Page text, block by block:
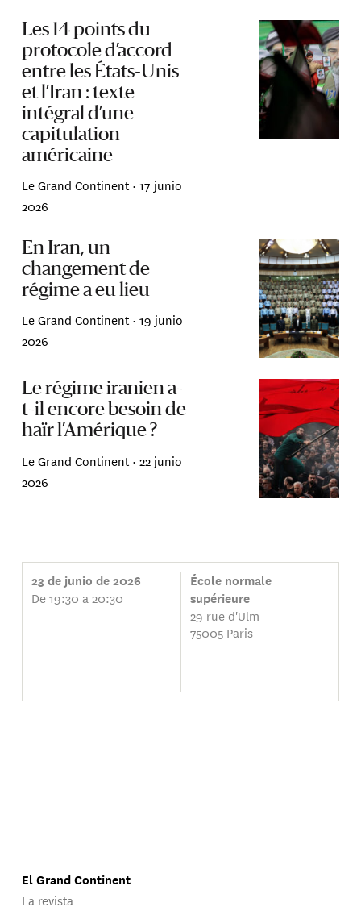
Les 14 points du
protocole d’accord
entre les États-Unis
et l’Iran : texte
intégral d’une
capitulation
américaine
Le Grand Continent •17 junio
2026
En Iran, un
changement de
régime a eu lieu
Le Grand Continent •19 junio
2026
Le régime iranien a-
t-il encore besoin de
haïr l’Amérique ?
Le Grand Continent •22 junio
2026
23 de junio de 2026
De 19:30 a 20:30
École normale
supérieure
29 rue d'Ulm
75005 Paris
El Grand Continent
La revista